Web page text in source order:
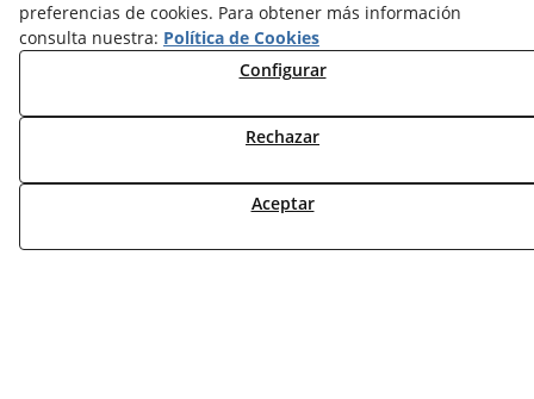
¿QUIENES SOMOS?
AVISO LEGAL
POLÍTICA DE COOKIES
DERECHO DESISITIMIENTO
CONDICIONES COMPRA
preferencias de cookies. Para obtener más información
consulta nuestra: Política de Cookies
Configurar
Rechazar
Aceptar